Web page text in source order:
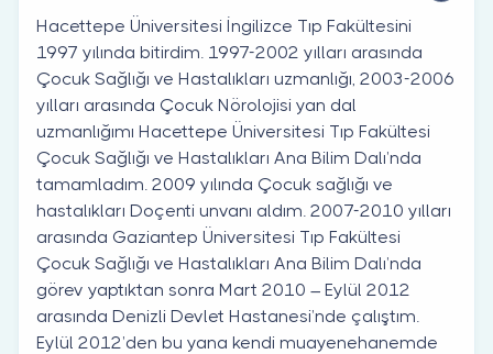
Hacettepe Üniversitesi İngilizce Tıp Fakültesini
1997 yılında bitirdim. 1997-2002 yılları arasında
Çocuk Sağlığı ve Hastalıkları uzmanlığı, 2003-2006
yılları arasında Çocuk Nörolojisi yan dal
uzmanlığımı Hacettepe Üniversitesi Tıp Fakültesi
Çocuk Sağlığı ve Hastalıkları Ana Bilim Dalı’nda
tamamladım. 2009 yılında Çocuk sağlığı ve
hastalıkları Doçenti unvanı aldım. 2007-2010 yılları
arasında Gaziantep Üniversitesi Tıp Fakültesi
Çocuk Sağlığı ve Hastalıkları Ana Bilim Dalı’nda
görev yaptıktan sonra Mart 2010 – Eylül 2012
arasında Denizli Devlet Hastanesi’nde çalıştım.
Eylül 2012’den bu yana kendi muayenehanemde